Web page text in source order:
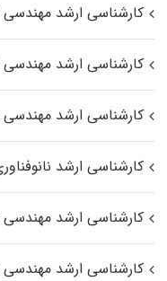
کارشناسی ارشد
کارشناسی ارشد مهندسی
کارشناسی ارشد
کارشناسی ارشد
کارشناسی ارشد مهندسی
کارشناسی ارشد مهندسی